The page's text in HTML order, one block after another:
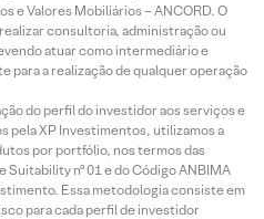
e Valores Mobiliários – ANCORD. O
consultoria, administração ou
atuar como intermediário e
para a realização de qualquer operação
do perfil do investidor aos serviços e
pela XP Investimentos, utilizamos a
por portfólio, nos termos das
nº 01 e do Código ANBIMA
Essa metodologia consiste em
para cada perfil de investidor